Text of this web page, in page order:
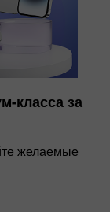
класса за
желаемые